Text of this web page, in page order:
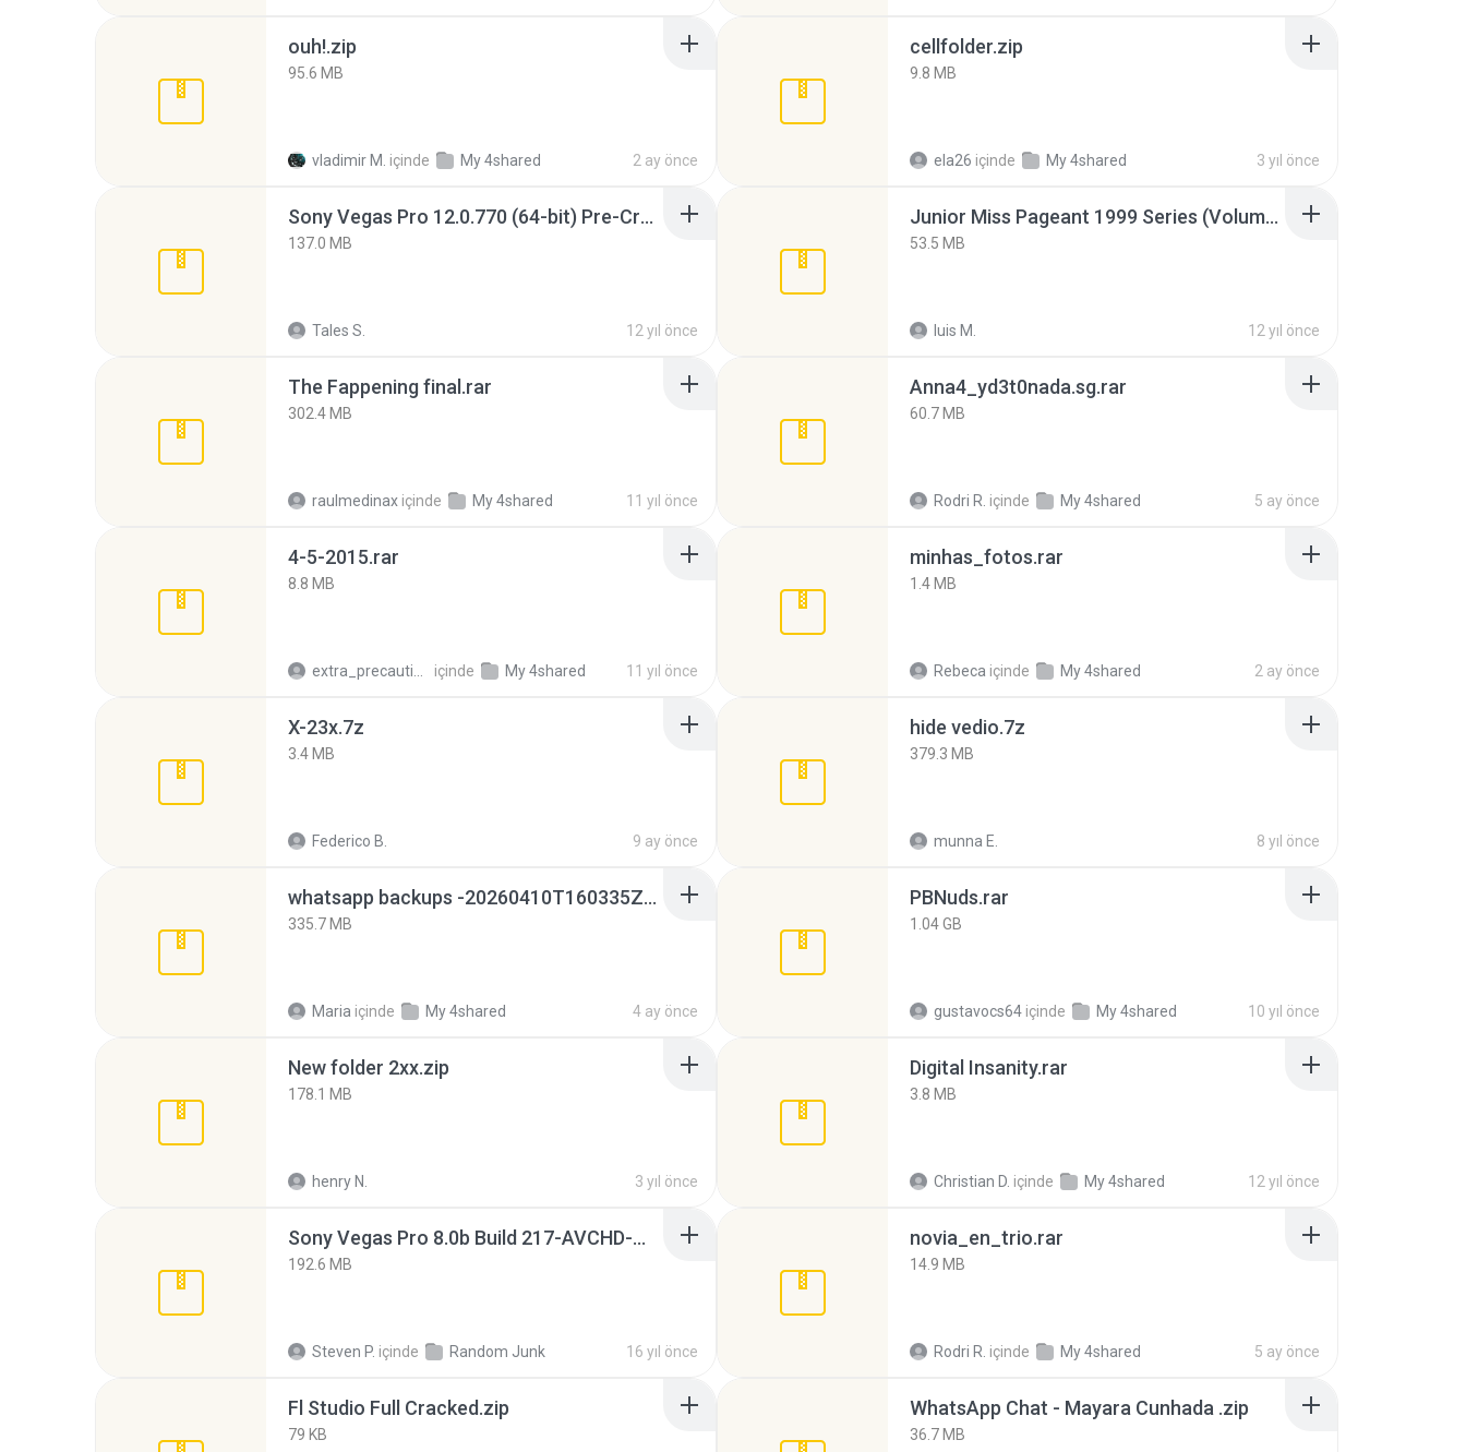
ouh!.zip
95.6 MB
vladimir M. içinde My 4shared 2 ay önce
cellfolder.zip
9.8 MB
ela26 içinde My 4shared 3 yıl önce
Sony Vegas Pro 12.0.770 (64-bit) Pre-Cracked.zip
137.0 MB
Tales S. 12 yıl önce
Junior Miss Pageant 1999 Series (Volume I Part I NC 6).7z
53.5 MB
luis M. 12 yıl önce
The Fappening final.rar
302.4 MB
raulmedinax içinde My 4shared 11 yıl önce
Anna4_yd3t0nada.sg.rar
60.7 MB
Rodri R. içinde My 4shared 5 ay önce
4-5-2015.rar
8.8 MB
içinde My 4shared 11 yıl önce
minhas_fotos.rar
1.4 MB
Rebeca içinde My 4shared 2 ay önce
X-23x.7z
3.4 MB
Federico B. 9 ay önce
hide vedio.7z
379.3 MB
munna E. 8 yıl önce
whatsapp backups -20260410T160335Z-3-001.zip
335.7 MB
Maria içinde My 4shared 4 ay önce
PBNuds.rar
1.04 GB
gustavocs64 içinde My 4shared 10 yıl önce
New folder 2xx.zip
178.1 MB
henry N. 3 yıl önce
Digital Insanity.rar
3.8 MB
Christian D. içinde My 4shared 12 yıl önce
Sony Vegas Pro 8.0b Build 217-AVCHD-MPG-AC3 FIXED.7z
192.6 MB
Steven P. içinde Random Junk 16 yıl önce
novia_en_trio.rar
14.9 MB
Rodri R. içinde My 4shared 5 ay önce
Fl Studio Full Cracked.zip
79 KB
WhatsApp Chat - Mayara Cunhada .zip
36.7 MB